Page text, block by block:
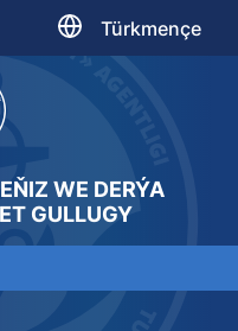
Türkmençe
WE DERÝA
GULLUGY